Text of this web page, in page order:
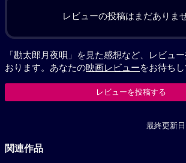
レビューの投稿はまだありませ
「勘太郎月夜唄」を見た感想など、レビュ
おります。あなたの映画レビューをお待ちし
レビューを投稿する
最終更新
関連作品